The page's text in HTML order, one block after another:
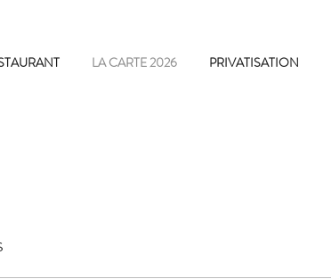
LA CARTE 2026 PRIVATISATION